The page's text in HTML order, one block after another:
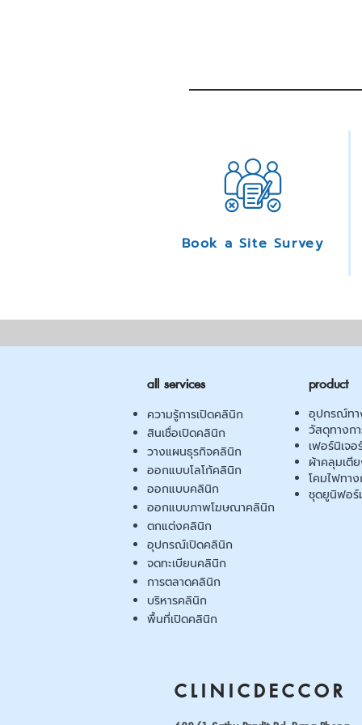
Book a Site Survey
all services
ความรู้การเปิดคลินิก
สินเชื่อเปิดคลินิก
วางแผนธุรกิจคลินิก
ออกแบบโลโก้คลินิก
ออกแบบคลินิก
ออกแบบภาพโฆษณาคลินิก
ตกแต่งคลินิก
อุปกรณ์เปิดคลินิก
จดทะเบียนคลินิก
การตลาดคลินิก
บริหารคลินิก
พื้นที่เปิดคลินิก
product
อุปกรณ์ทา
วัสดุทางก
เฟอร์นิเจ
ผ้าคลุมเตี
โคมไฟทา
ชุดยูนิฟอร์
CLINICDECCOR